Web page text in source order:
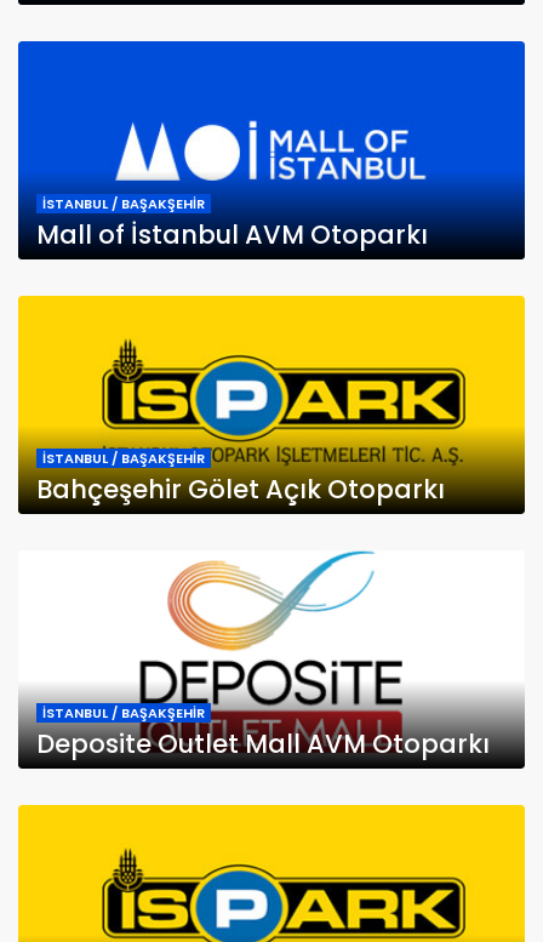
İSTANBUL / BAŞAKŞEHİR
Mall of İstanbul AVM Otoparkı
İSTANBUL / BAŞAKŞEHİR
Bahçeşehir Gölet Açık Otoparkı
İSTANBUL / BAŞAKŞEHİR
Deposite Outlet Mall AVM Otoparkı